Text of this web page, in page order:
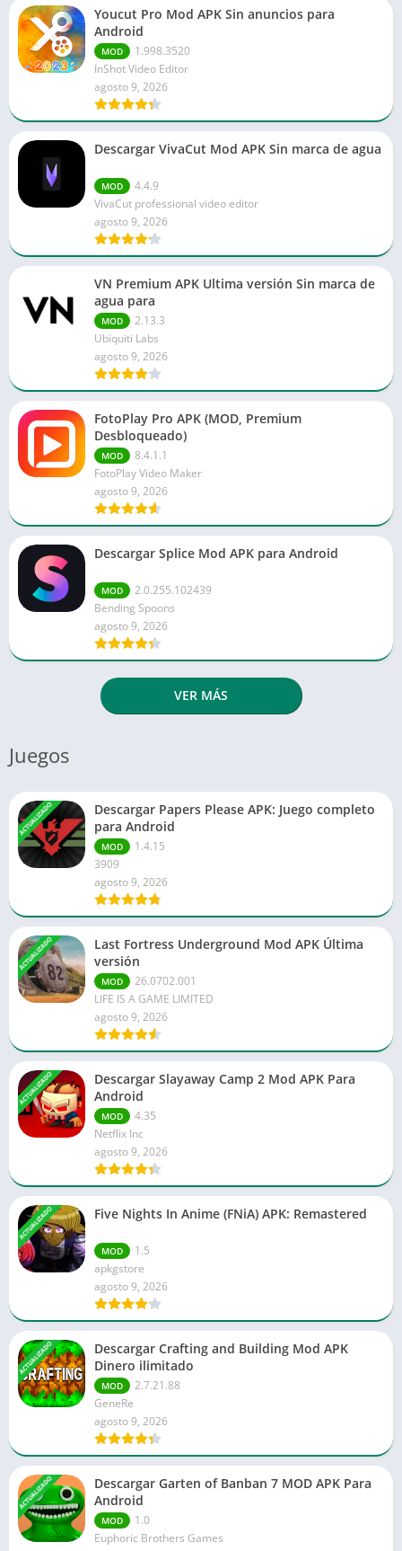
Youcut Pro Mod APK Sin anuncios para
Android
MOD
1.998.3520
InShot Video Editor
agosto 9, 2026
Descargar VivaCut Mod APK Sin marca de agua
MOD
4.4.9
VivaCut professional video editor
agosto 9, 2026
VN Premium APK Ultima versión Sin marca de
agua para
MOD
2.13.3
Ubiquiti Labs
agosto 9, 2026
FotoPlay Pro APK (MOD, Premium
Desbloqueado)
MOD
8.4.1.1
FotoPlay Video Maker
agosto 9, 2026
Descargar Splice Mod APK para Android
MOD
2.0.255.102439
Bending Spoons
agosto 9, 2026
VER MÁS
Juegos
ACTUALIZADO
Descargar Papers Please APK: Juego completo
para Android
MOD
1.4.15
3909
agosto 9, 2026
ACTUALIZADO
Last Fortress Underground Mod APK Última
versión
MOD
26.0702.001
LIFE IS A GAME LIMITED
agosto 9, 2026
ACTUALIZADO
Descargar Slayaway Camp 2 Mod APK Para
Android
MOD
4.35
Netflix Inc
agosto 9, 2026
ACTUALIZADO Five Nights In Anime (FNiA) APK: Remastered
MOD
1.5
apkgstore
agosto 9, 2026
ACTUALIZADO
Descargar Crafting and Building Mod APK
Dinero ilimitado
MOD
2.7.21.88
GeneRe
agosto 9, 2026
ACTUALIZADO
Descargar Garten of Banban 7 MOD APK Para
Android
MOD
1.0
Euphoric Brothers Games